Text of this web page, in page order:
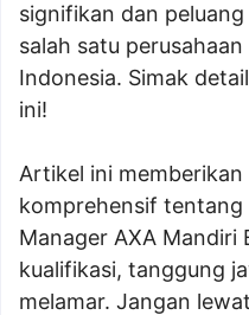
signifikan dan
salah satu
Indonesia. Simak
ini!
Artikel ini
komprehensif
Manager AXA Mandiri
kualifikasi, tanggung
melamar. Jangan